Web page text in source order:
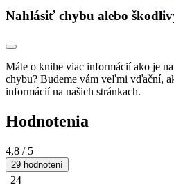
Nahlásiť chybu alebo
Máte o knihe viac informácií ako je
chybu? Budeme vám veľmi vďační,
informácií na našich stránkach.
Hodnotenia
4,8 / 5
29 hodnotení
24